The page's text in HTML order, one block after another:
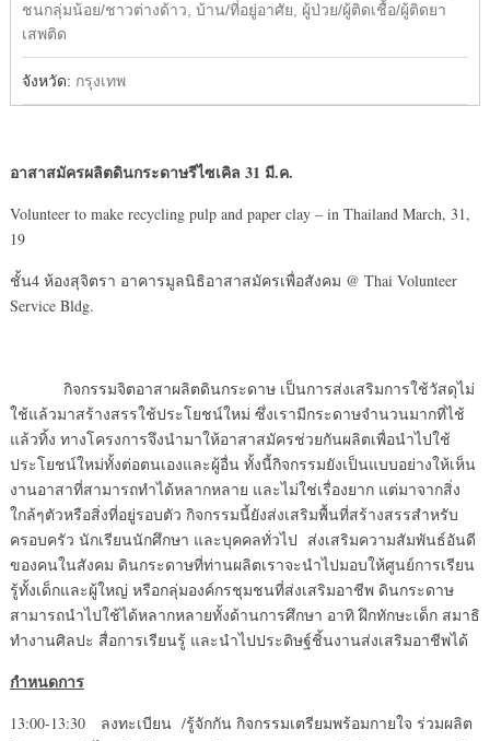
ชนกลุ่มน้อย/ชาวต่างด้าว, บ้าน/ที่อยู่อาศัย, ผู้ป่วย/ผู้ติดเชื้อ/ผู้ติดยา
เสพติด
จังหวัด: กรุงเทพ
อาสาสมัครผลิตดินกระดาษรีไซเคิล 31 มี.ค.
Volunteer to make recycling pulp and paper clay – in Thailand March, 31,
19
ชั้น4 ห้องสุจิตรา อาคารมูลนิธิอาสาสมัครเพื่อสังคม @ Thai Volunteer
Service Bldg.
กิจกรรมจิตอาสาผลิตดินกระดาษ เป็นการส่งเสริมการใช้วัสดุไม่
ใช้แล้วมาสร้างสรรใช้ประโยชน์ใหม่ ซึ่งเรามีกระดาษจำนวนมากที่ไช้
แล้วทิ้ง ทางโครงการจึงนำมาให้อาสาสมัครช่วยกันผลิตเพื่อนำไปใช้
ประโยชน์ใหม่ทั้งต่อตนเองและผู้อื่น ทั้งนี้กิจกรรมยังเป็นแบบอย่างให้เห็น
งานอาสาที่สามารถทำได้หลากหลาย และไม่ใช่เรื่องยาก แต่มาจากสิ่ง
ใกล้ๆตัวหรือสิ่งที่อยู่รอบตัว กิจกรรมนี้ยังส่งเสริมพื้นที่สร้างสรรสำหรับ
ครอบครัว นักเรียนนักศึกษา และบุคคลทั่วไป ส่งเสริมความสัมพันธ์อันดี
ของคนในสังคม ดินกระดาษที่ท่านผลิตเราจะนำไปมอบให้ศูนย์การเรียน
รู้ทั้งเด็กและผู้ใหญ่ หรือกลุ่มองค์กรชุมชนที่ส่งเสริมอาชีพ ดินกระดาษ
สามารถนำไปใช้ได้หลากหลายทั้งด้านการศึกษา อาทิ ฝึกทักษะเด็ก สมาธิ
ทำงานศิลปะ สื่อการเรียนรู้ และนำไปประดิษฐ์ชิ้นงานส่งเสริมอาชีพได้
กำหนดการ
13:00-13:30
ลงทะเบียน /รู้จักกัน กิจกรรมเตรียมพร้อมกายใจ ร่วมผลิต